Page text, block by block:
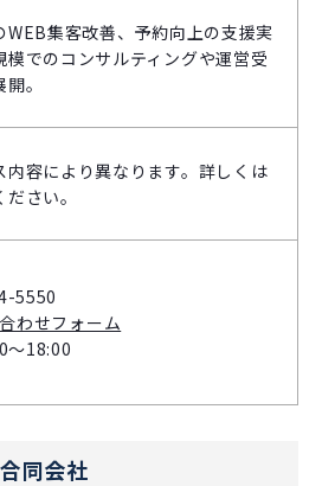
WEB集客改善、予約向上の支援実
模でのコンサルティングや運営受
。
内容により異なります。詳しくは
さい。
5550
わせフォーム
～18:00
同会社